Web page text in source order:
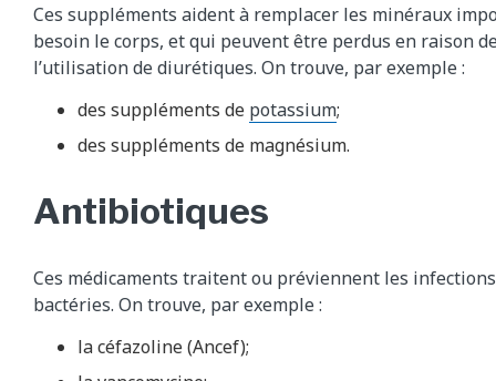
Ces suppléments aident à remplacer les minéraux
besoin le corps, et qui peuvent être perdus en raison
l’utilisation de diurétiques. On trouve, par exemple :
des suppléments de potassium;
des suppléments de magnésium.
Antibiotiques
Ces médicaments traitent ou préviennent les
bactéries. On trouve, par exemple :
la céfazoline (Ancef);